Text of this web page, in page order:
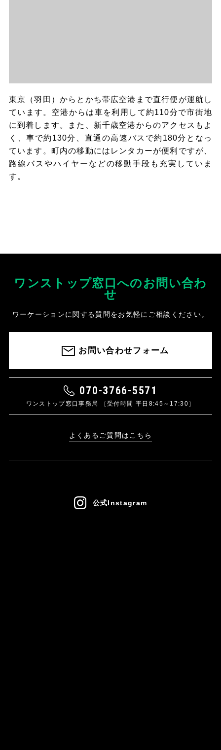
東京（羽田）からとかち帯広空港まで直行便が運航し
ています。空港からは車を利用して約110分で市街地
に到着します。また、新千歳空港からのアクセスもよ
く、車で約130分、直通の高速バスで約180分となっ
ています。町内の移動にはレンタカーが便利ですが、
路線バスやハイヤーなどの移動手段も充実していま
す。
ワンストップ窓口へのお問い合わ
せ
ワーケーションに関する質問をお気軽にご相談ください。
お問い合わせフォーム
070-3766-5571
ワンストップ窓口事務局 ［受付時間 平日8:45～17:30］
よくあるご質問はこちら
公式Instagram